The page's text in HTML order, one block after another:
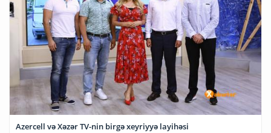
Azercell və Xəzər TV-nin birgə xeyriyyə layihəsi